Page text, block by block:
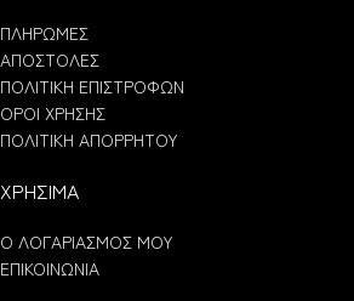
ΠΛΗΡΩΜΕΣ
ΑΠΟΣΤΟΛΕΣ
ΠΟΛΙΤΙΚΗ ΕΠΙΣΤΡΟΦΩΝ
ΟΡΟΙ ΧΡΗΣΗΣ
ΠΟΛΙΤΙΚΗ ΑΠΟΡΡΗΤΟΥ
ΧΡΗΣΙΜΑ
Ο ΛΟΓΑΡΙΑΣΜΟΣ ΜΟΥ
ΕΠΙΚΟΙΝΩΝΙΑ